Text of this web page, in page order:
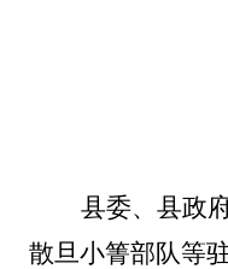
县委、县政
散旦小箐部队等